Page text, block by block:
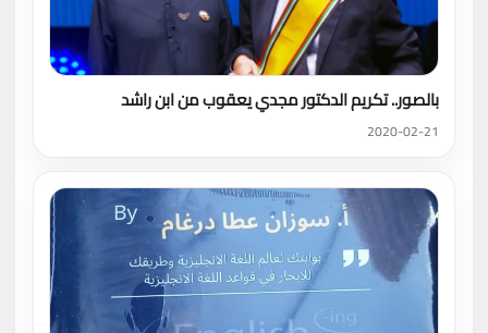
بالصور.. تكريم الدكتور مجدي يعقوب من ابن راشد
2020-02-21